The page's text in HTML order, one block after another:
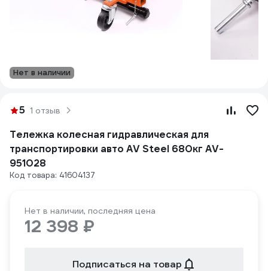
Нет в наличии
5 1 отзыв
Тележка колесная гидравлическая для
транспортировки авто AV Steel 680кг AV-
951028
Код товара: 41604137
Нет в наличии, последняя цена
12 398 ₽
Подписаться на товар